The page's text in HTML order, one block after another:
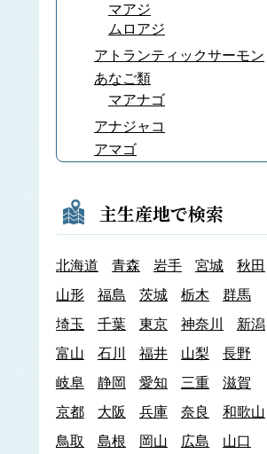
マアジ
ムロアジ
アトランティックサーモン
あなご類
マアナゴ
アナジャコ
アマゴ
あみ類
アキアミ
アユ
アラメ
エゾアワビ
クロアワビ
マダカアワビ
メガイアワビ
イ
イカナゴ
いか類
主生産地で検索
北海道 青森 岩手 宮城
秋田
山形
福島 茨城 栃木
群馬
埼玉
千葉 東京 神奈川
新潟
富山
石川 福井 山梨
長野
岐阜
静岡 愛知 三重
滋賀
京都
大阪 兵庫 奈良
和歌山
鳥取
島根 岡山 広島
山口